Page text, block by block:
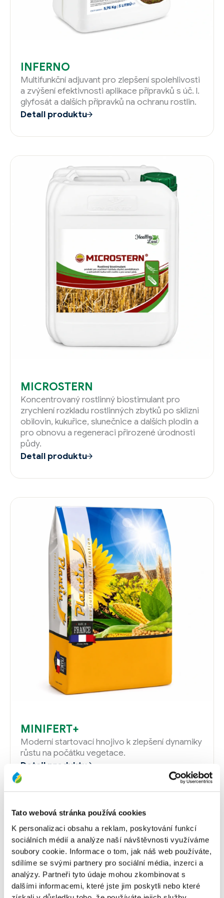
Tato webová stránka používá cookies
K personalizaci obsahu a reklam, poskytování funkcí
sociálních médií a analýze naší návštěvnosti využíváme
soubory cookie. Informace o tom, jak náš web používáte,
sdílíme se svými partnery pro sociální média, inzerci a
analýzy. Partneři tyto údaje mohou zkombinovat s
dalšími informacemi, které jste jim poskytli nebo které
INFERNO
Multifunkční adjuvant pro zlepšení spolehlivosti
a zvýšení efektivnosti aplikace přípravků s úč. l.
glyfosát a dalších přípravků na ochranu rostlin.
Detail produktu
MICROSTERN
Koncentrovaný rostlinný biostimulant pro
zrychlení rozkladu rostlinných zbytků po sklizni
obilovin, kukuřice, slunečnice a dalších plodin a
pro obnovu a regeneraci přirozené úrodnosti
půdy.
Detail produktu
MINIFERT+
Moderní startovací hnojivo k zlepšení dynamiky
růstu na počátku vegetace.
Detail produktu